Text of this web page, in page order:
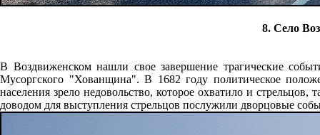
8. Село
В Воздвиженском нашли свое завершение трагические
Мусоргского "Хованщина". В 1682 году политическое
населения зрело недовольство, которое охватило и
доводом для выступления стрельцов послужили дворцовые